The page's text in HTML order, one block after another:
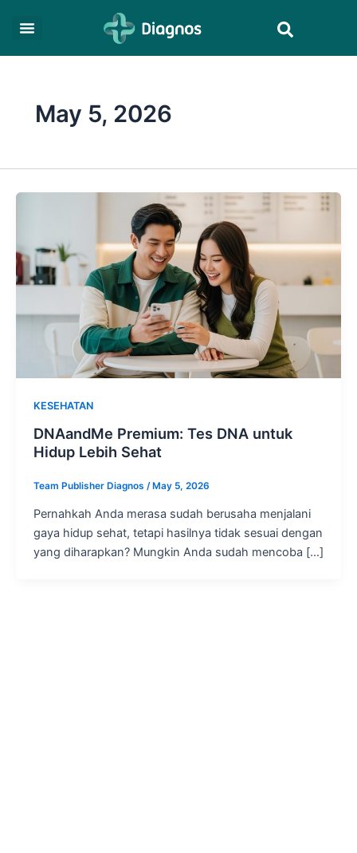
May 5, 2026
KESEHATAN
DNAandMe Premium: Tes DNA untuk
Hidup Lebih Sehat
Team Publisher Diagnos / May 5, 2026
Pernahkah Anda merasa sudah berusaha menjalani
gaya hidup sehat, tetapi hasilnya tidak sesuai dengan
yang diharapkan? Mungkin Anda sudah mencoba […]